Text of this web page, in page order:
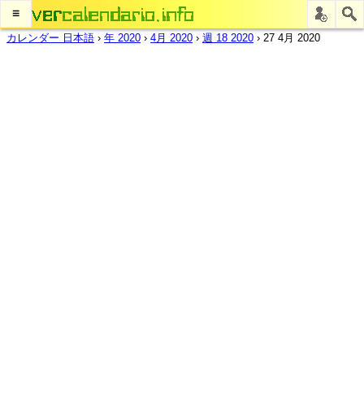
≡
カレンダー 日本語 › 年 2020 › 4月 2020 › 週 18 2020 › 27 4月 2020